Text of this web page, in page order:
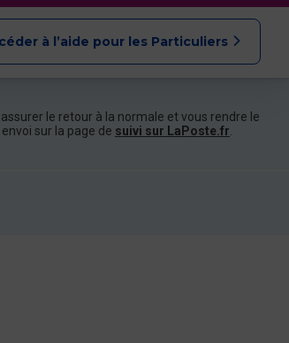
à l’aide pour les Particuliers
le retour à la normale et vous rendre le
sur la page de suivi sur LaPoste.fr